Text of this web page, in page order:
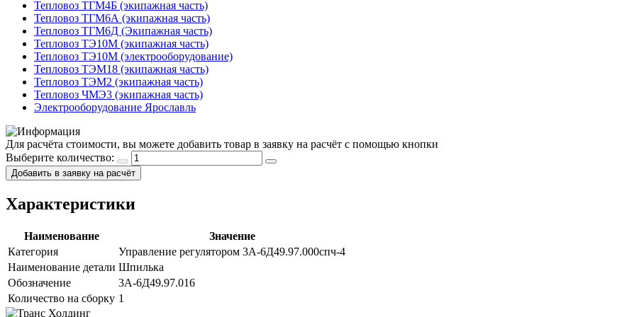
Тепловоз ТГМ4Б (экипажная часть)
Тепловоз ТГМ6А (экипажная часть)
Тепловоз ТГМ6Д (Экипажная часть)
Тепловоз ТЭ10М (экипажная часть)
Тепловоз ТЭ10М (электрооборудование)
Тепловоз ТЭМ18 (экипажная часть)
Тепловоз ТЭМ2 (экипажная часть)
Тепловоз ЧМЭ3 (экипажная часть)
Электрооборудование Ярославль
Для расчёта стоимости, вы можете добавить товар в заявку на расчёт с помощью кнопки
Выберите количество:
Добавить в заявку на расчёт
Характеристики
Наименование
Значение
Категория
Управление регулятором 3А-6Д49.97.000спч-4
Наименование детали Шпилька
Обозначение
3А-6Д49.97.016
Количество на сборку 1